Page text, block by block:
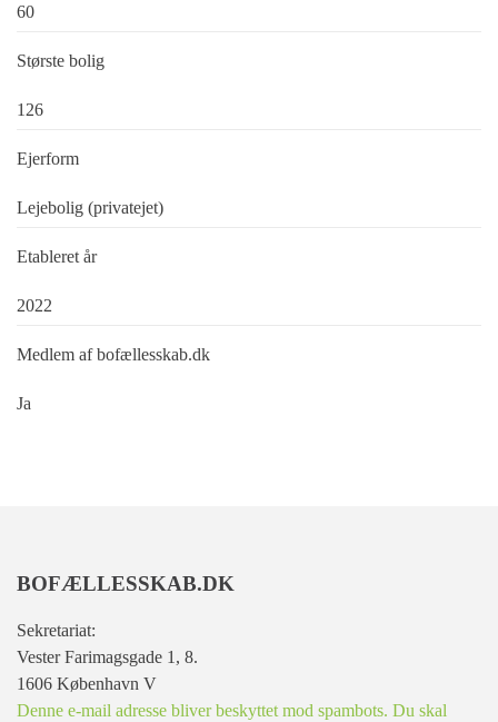
60
Største bolig
126
Ejerform
Lejebolig (privatejet)
Etableret år
2022
Medlem af bofællesskab.dk
Ja
BOFÆLLESSKAB.DK
Sekretariat:
Vester Farimagsgade 1, 8.
1606 København V
Denne e-mail adresse bliver beskyttet mod spambots. Du skal